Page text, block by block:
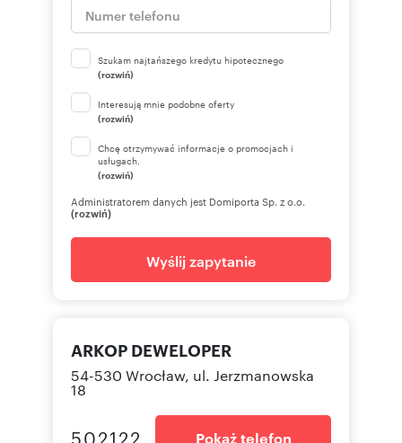
Szukam najtańszego kredytu hipotecznego
(rozwiń)
Interesują mnie podobne oferty
(rozwiń)
Chcę otrzymywać informacje o promocjach i
usługach.
(rozwiń)
Administratorem danych jest Domiporta Sp. z o.o.
(rozwiń)
Wyślij zapytanie
ARKOP DEWELOPER
54-530 Wrocław, ul. Jerzmanowska
18
502122 Pokaż telefon